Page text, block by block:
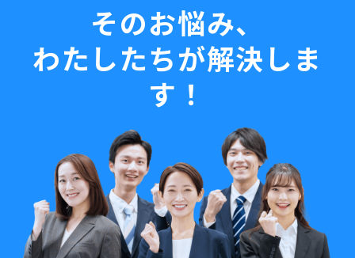
そのお悩み、
わたしたちが解決しま
す！